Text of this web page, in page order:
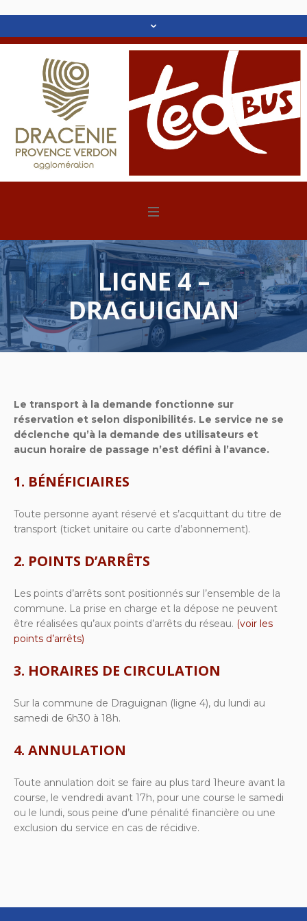
LIGNE 4 –
DRAGUIGNAN
Le transport à la demande fonctionne sur
réservation et selon disponibilités. Le service ne se
déclenche qu’à la demande des utilisateurs et
aucun horaire de passage n’est défini à l’avance.
1. BÉNÉFICIAIRES
Toute personne ayant réservé et s’acquittant du titre de
transport (ticket unitaire ou carte d’abonnement).
2. POINTS D’ARRÊTS
Les points d’arrêts sont positionnés sur l’ensemble de la
commune. La prise en charge et la dépose ne peuvent
être réalisées qu’aux points d’arrêts du réseau. (voir les
points d’arrêts)
3. HORAIRES DE CIRCULATION
Sur la commune de Draguignan (ligne 4), du lundi au
samedi de 6h30 à 18h.
4. ANNULATION
Toute annulation doit se faire au plus tard 1heure avant la
course, le vendredi avant 17h, pour une course le samedi
ou le lundi, sous peine d’une pénalité financière ou une
exclusion du service en cas de récidive.